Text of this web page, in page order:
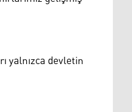
yalnızca devletin